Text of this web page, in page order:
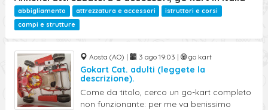
abbigliamento attrezzatura e accessori
istruttori e corsi
campi e strutture
Aosta (AO) | 3 ago 19:03 | go kart
Gokart Cat. adulti (leggete la
descrizione).
Come da titolo, cerco un go-kart completo
non funzionante: per me va benissimo